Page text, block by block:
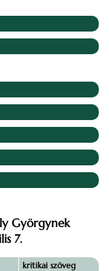
Györgynek
7.
kritikai szöveg